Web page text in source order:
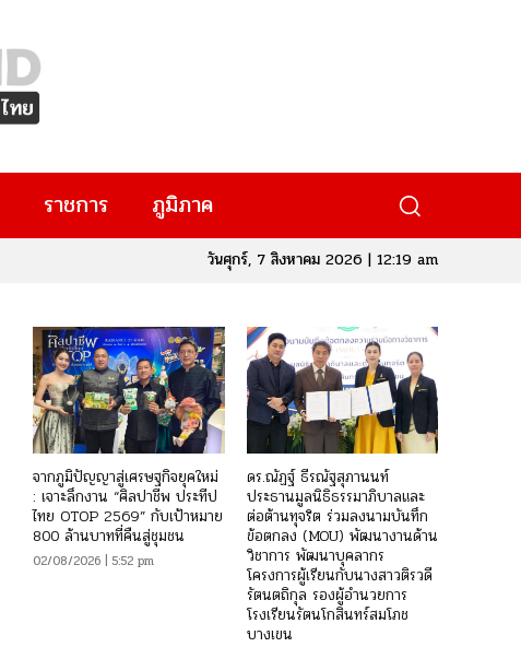
ราชการ ภูมิภาค
วันศุกร์, 7 สิงหาคม 2026 | 12:19 am
จากภูมิปัญญาสู่เศรษฐกิจยุคใหม่
: เจาะลึกงาน “ศิลปาชีพ ประทีป
ไทย OTOP 2569” กับเป้าหมาย
800 ล้านบาทที่คืนสู่ชุมชน
02/08/2026 | 5:52 pm
ดร.ณัฏฐ์ ธีรณัฐสุภานนท์
ประธานมูลนิธิธรรมาภิบาลและ
ต่อต้านทุจริต ร่วมลงนามบันทึก
ข้อตกลง (MOU) พัฒนางานด้าน
วิชาการ พัฒนาบุคลากร
โครงการผู้เรียนกับนางสาวติรวดี
รัตนตถิกุล รองผู้อำนวยการ
โรงเรียนรัตนโกสินทร์สมโภช
บางเขน